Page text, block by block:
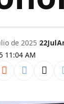
11:04 AM
de 2025 22Jul